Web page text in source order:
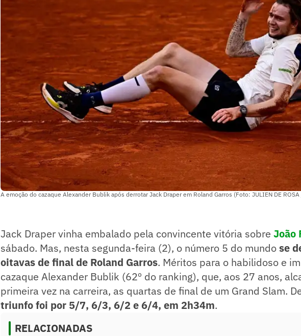
A emoção do cazaque Alexander Bublik após derrotar Jack Draper em Roland Garros (Foto: JULIEN DE ROSA
Jack Draper vinha embalado pela convincente vitória sobre João
sábado. Mas, nesta segunda-feira (2), o número 5 do mundose
oitavas de final de Roland Garros. Méritos para o habilidoso e
cazaque Alexander Bublik (62º do ranking), que, aos 27 anos,
primeira vez na carreira, as quartas de final de um Grand Slam.
triunfo foi por 5/7, 6/3, 6/2 e 6/4, em 2h34m.
RELACIONADAS